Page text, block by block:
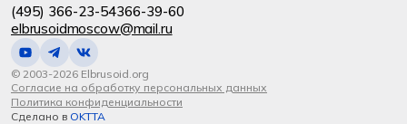
(495) 366-23-54366-39-60
elbrusoidmoscow@mail.ru
© 2003-2026 Elbrusoid.org
Согласие на обработку персональных данных
Политика конфиденциальности
Сделано в OKTTA